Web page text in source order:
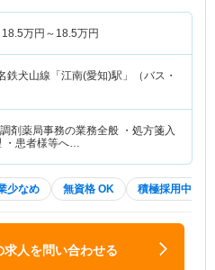
18.5万円～ 18.5万円
鉄犬山線「江南(愛知)駅」（バス・
調剤薬局事務の業務全般 ・処方箋入
・患者様等へ…
少なめ 無資格 OK 積極採用中
求人を問い合わせる